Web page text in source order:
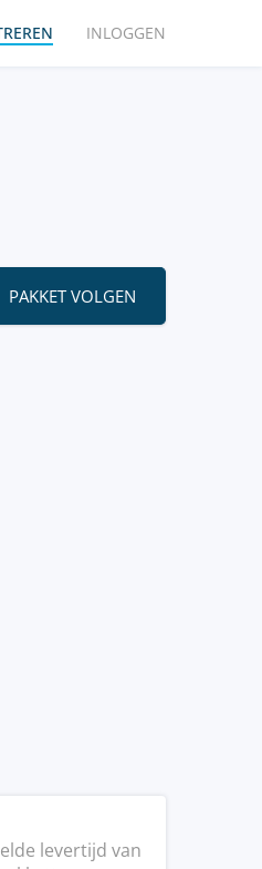
INLOGGEN
PAKKET VOLGEN
levertijd van